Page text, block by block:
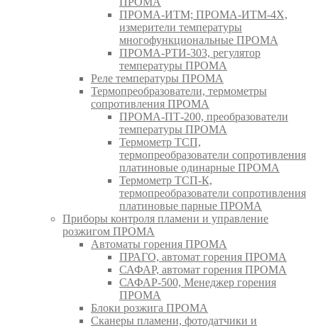
ПРОМА-ИТМ; ПРОМА-ИТМ-4Х,
измерители температуры
многофункциональные ПРОМА
ПРОМА-РТИ-303, регулятор
температуры ПРОМА
Реле температуры ПРОМА
Термопреобразователи, термометры
сопротивления ПРОМА
ПРОМА-ПТ-200, преобразователи
температуры ПРОМА
Термометр ТСП,
термопреобразователи сопротивления
платиновые одинарные ПРОМА
Термометр ТСП-К,
термопреобразователи сопротивления
платиновые парные ПРОМА
Приборы контроля пламени и управление
розжигом ПРОМА
Автоматы горения ПРОМА
ПРАГО, автомат горения ПРОМА
САФАР, автомат горения ПРОМА
САФАР-500, Менеджер горения
ПРОМА
Блоки розжига ПРОМА
Сканеры пламени, фотодатчики и